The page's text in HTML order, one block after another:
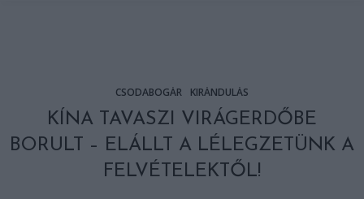
CSODABOGÁR KIRÁNDULÁS
KÍNA TAVASZI VIRÁGERDŐBE
BORULT – ELÁLLT A LÉLEGZETÜNK A
FELVÉTELEKTŐL!